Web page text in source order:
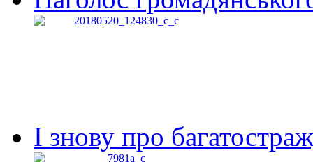
І знову про